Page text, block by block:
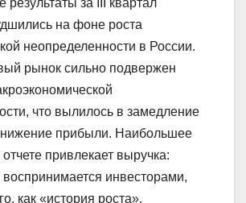
на фоне роста
неопределенности в России.
рынок сильно подвержен
что вылилось в замедление
прибыли. Наибольшее
привлекает выручка:
инвесторами,
как «история роста».